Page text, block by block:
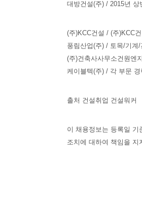
대방건설(주) / 2015년
(주)KCC건설 / (주)KCC
풍림산업(주) / 토목/기
(주)건축사사무소건원엔
케이블텍(주) / 각 부문
출처 건설취업 건설워커
이 채용정보는 등록일
조치에 대하여 책임을 지